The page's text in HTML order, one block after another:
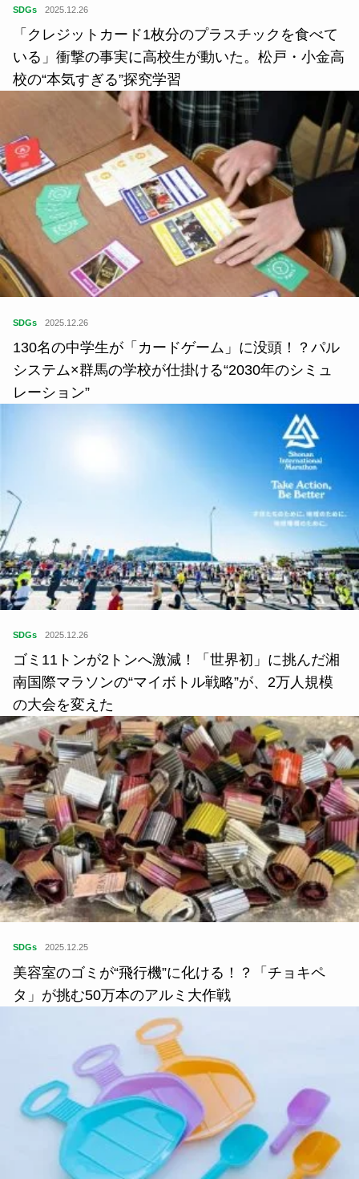
SDGs 2025.12.26
「クレジットカード1枚分のプラスチックを食べて
いる」衝撃の事実に高校生が動いた。松戸・小金高
校の“本気すぎる”探究学習
SDGs 2025.12.26
130名の中学生が「カードゲーム」に没頭！？パル
システム×群馬の学校が仕掛ける“2030年のシミュ
レーション”
SDGs 2025.12.26
ゴミ11トンが2トンへ激減！「世界初」に挑んだ湘
南国際マラソンの“マイボトル戦略”が、2万人規模
の大会を変えた
SDGs 2025.12.25
美容室のゴミが“飛行機”に化ける！？「チョキペ
タ」が挑む50万本のアルミ大作戦